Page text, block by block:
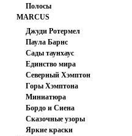
Полосы
MARCUS
Джуди Ротермел
Паула Барнс
Сады таунхаус
Единство мира
Северный Хэмптон
Горы Хэмптона
Миниатюра
Бордо и Сиена
Сказочные узоры
Яркие краски